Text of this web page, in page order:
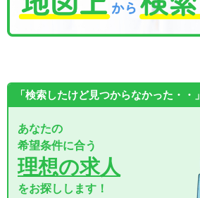
「検索したけど見つからなかった・・」
あなたの
希望条件に合う
理想の求人
をお探しします！